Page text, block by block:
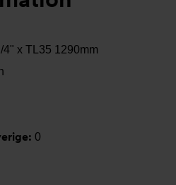
x TL35 1290mm
0